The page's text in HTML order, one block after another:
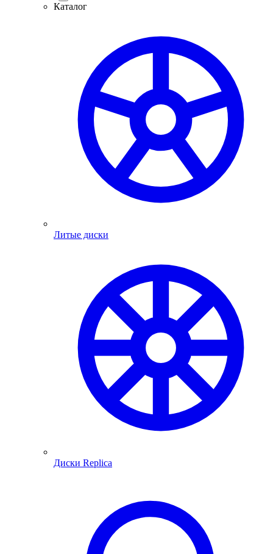
Каталог
Литые диски
Диски Replica